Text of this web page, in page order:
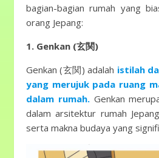
bagian-bagian rumah yang
orang Jepang:
1. Genkan (玄関)
Genkan (玄関) adalah istilah
yang merujuk pada ruang
dalam rumah.Genkan
dalam arsitektur rumah
serta makna budaya yang